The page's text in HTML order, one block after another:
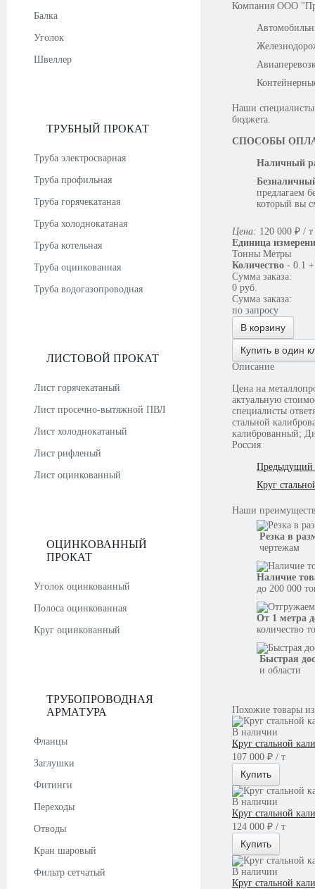
Балка
Уголок
Швеллер
ТРУБНЫЙ ПРОКАТ
Труба электросварная
Труба профильная
Труба горячекатаная
Труба холоднокатаная
Труба котельная
Труба оцинкованная
Труба водогазопроводная
ЛИСТОВОЙ ПРОКАТ
Лист горячекатаный
Лист просечно-вытяжной ПВЛ
Лист холоднокатаный
Лист рифленый
Лист оцинкованный
ОЦИНКОВАННЫЙ
ПРОКАТ
Уголок оцинкованный
Полоса оцинкованная
Круг оцинкованный
ТРУБОПРОВОДНАЯ
АРМАТУРА
Фланцы
Заглушки
Фитинги
Переходы
Отводы
Кран шаровый
Фильтр сетчатый
Компания OOO
Наши специалисты
бюджета.
СПОСОБЫ
Наличный
предлагаем
который вы
Цена: 120 000 ₽ / т
Единица
Тонны Метры
Количество - 0.1 +
Сумма заказа:
0 руб.
Сумма заказа:
по запросу
В корзину
Купить в один
Описание
Цена на
актуальную
специалисты
стальной
калиброванный;
Россия
Предыдущий
Круг
Наши
Резка в
чертежам
Наличие
до 200 000
От 1 метра
количество
Быстрая
и области
Похожие товары
В наличии
Круг стальной
107 000 ₽ / т
Купить
В наличии
Круг стальной
124 000 ₽ / т
Купить
В наличии
Круг стальной